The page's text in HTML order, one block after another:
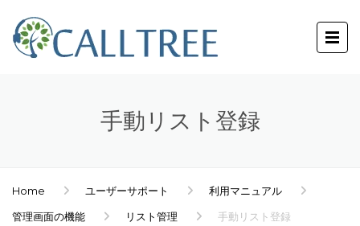
手動リスト登録
Home ユーザーサポート
利用マニュアル
管理画面の機能
リスト管理 手動リスト登録